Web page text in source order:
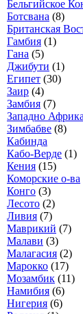
Бельгийское
Ботсвана (8)
Британская
Гамбия (1)
Гана (5)
Джибути (1)
Египет (30)
Заир (4)
Замбия (7)
Западно
Зимбабве (8)
Кабинда
Кабо-Верде (1)
Кения (15)
Коморские о-ва
Конго (3)
Лесото (2)
Ливия (7)
Маврикий (7)
Малави (3)
Малагасия (2)
Марокко (17)
Мозамбик (11)
Намибия (6)
Нигерия (6)